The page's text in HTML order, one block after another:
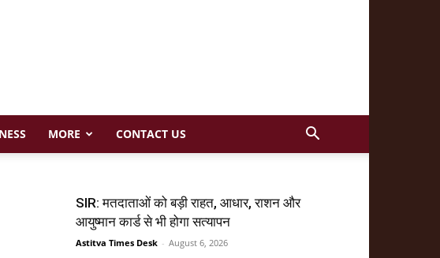
MORE CONTACT US
SIR: मतदाताओं को बड़ी राहत, आधार, राशन और
आयुष्मान कार्ड से भी होगा सत्यापन
Astitva Times Desk - August 6, 2026